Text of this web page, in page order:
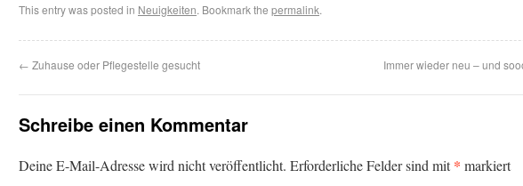
This entry was posted in Neuigkeiten. Bookmark the permalink.
← Zuhause oder Pflegestelle gesucht Immer wieder neu – und
Schreibe einen Kommentar
Deine E-Mail-Adresse wird nicht veröffentlicht. Erforderliche Felder sind mit* markiert